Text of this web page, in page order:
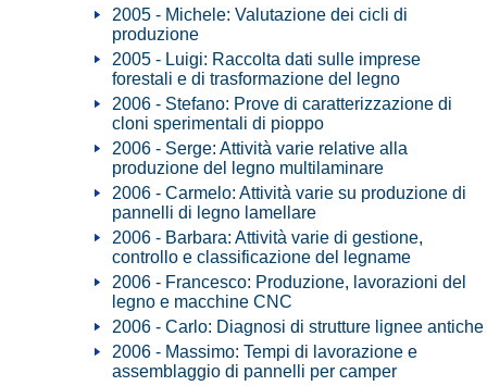
2005 - Michele: Valutazione dei cicli di
produzione
2005 - Luigi: Raccolta dati sulle imprese
forestali e di trasformazione del legno
2006 - Stefano: Prove di caratterizzazione di
cloni sperimentali di pioppo
2006 - Serge: Attività varie relative alla
produzione del legno multilaminare
2006 - Carmelo: Attività varie su produzione di
pannelli di legno lamellare
2006 - Barbara: Attività varie di gestione,
controllo e classificazione del legname
2006 - Francesco: Produzione, lavorazioni del
legno e macchine CNC
2006 - Carlo: Diagnosi di strutture lignee antiche
2006 - Massimo: Tempi di lavorazione e
assemblaggio di pannelli per camper